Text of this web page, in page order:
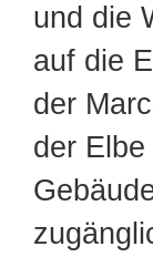
und die
auf die
der
der